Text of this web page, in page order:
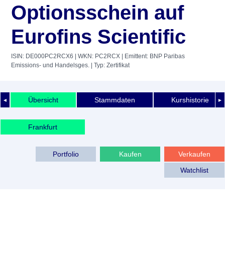
Optionsschein auf
Eurofins Scientific
ISIN: DE000PC2RCX6 | WKN: PC2RCX | Emittent: BNP Paribas
Emissions- und Handelsges. | Typ: Zertifikat
◄ ►
Übersicht Stammdaten Kurshistorie
Frankfurt
Verkaufen
Kaufen
Portfolio
Watchlist